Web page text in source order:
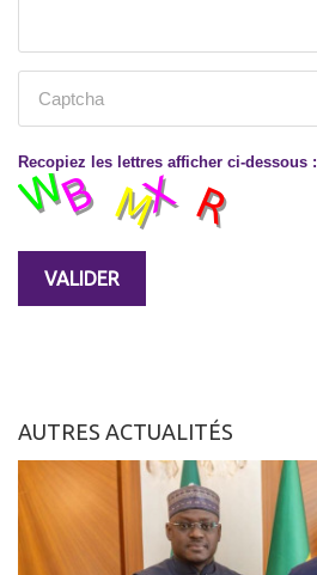
Recopiez les lettres afficher ci-dessous :
AUTRES ACTUALITÉS